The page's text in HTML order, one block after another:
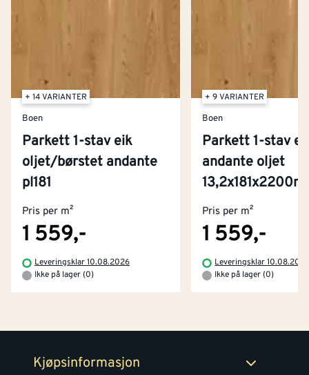
+ 14 VARIANTER
Boen
Parkett 1-stav eik
oljet/børstet andante
pl181
Pris per m²
1 559,-
Leveringsklar 10.08.2026
Ikke på lager (0)
+ 9 VARIANTER
Boen
Parkett 1-stav
andante oljet
Pris per m²
1 559,-
Leveringsklar
Ikke på lager (0)
Kjøpsinformasjon
Kjøpsbetingelser
Retur- og angrerettsskjema
Kontakt oss
Tjenester
Montér Klubb
Om Montér
Byggevarehus og åpningstider
Prismatch